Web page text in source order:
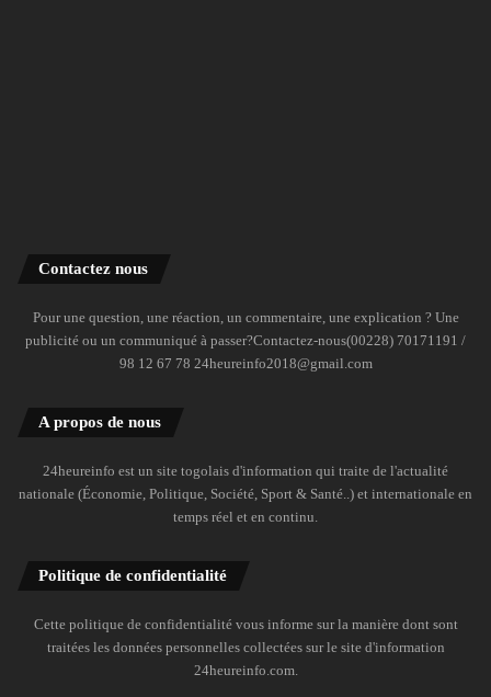
Contactez nous
Pour une question, une réaction, un commentaire, une explication ? Une
publicité ou un communiqué à passer?Contactez-nous(00228) 70171191 /
98 12 67 78 24heureinfo2018@gmail.com
A propos de nous
24heureinfo est un site togolais d'information qui traite de l'actualité
nationale (Économie, Politique, Société, Sport & Santé..) et internationale en
temps réel et en continu.
Politique de confidentialité
Cette politique de confidentialité vous informe sur la manière dont sont
traitées les données personnelles collectées sur le site d'information
24heureinfo.com.